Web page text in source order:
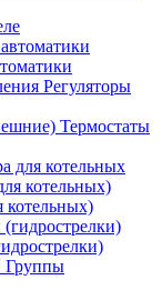
Регуляторы
Термостаты
для котельных
котельных)
Группы